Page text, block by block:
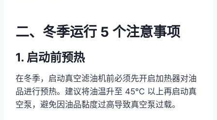
二、冬季运行 5 个注意事项
1. 启动前预热
在冬季，启动真空滤油机前必须先开启加热器对油
品进行预热。建议将油温升至 45℃ 以上再启动真
空泵，避免因油品黏度过高导致真空泵过载。